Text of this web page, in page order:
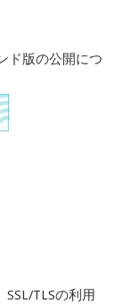
ド版の公開につ
TLSの利用